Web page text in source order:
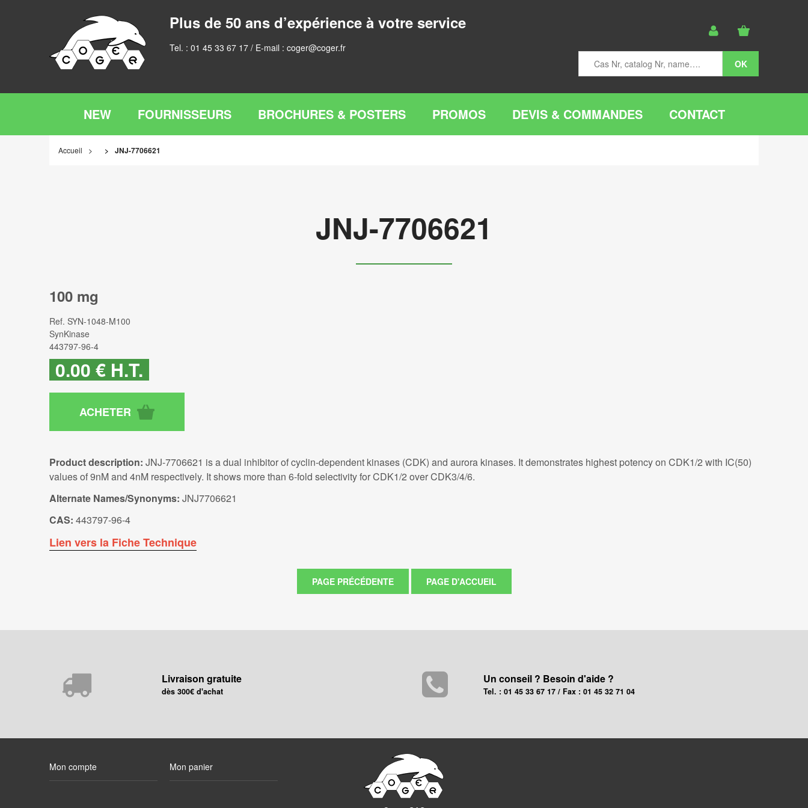
Plus de 50 ans d’expérience à votre service
Tel. : 01 45 33 67 17 / E-mail : coger@coger.fr
NEW FOURNISSEURS BROCHURES & POSTERS PROMOS DEVIS & COMMANDES CONTACT
Accueil JNJ-7706621
JNJ-7706621
100 mg
Ref. SYN-1048-M100
SynKinase
443797-96-4
0.00 € H.T.
Product description: JNJ-7706621 is a dual inhibitor of cyclin-dependent kinases (CDK) and aurora kinases. It demonstrates highest potency on CDK1/2 with IC(50)
values of 9nM and 4nM respectively. It shows more than 6-fold selectivity for CDK1/2 over CDK3/4/6.
Alternate Names/Synonyms: JNJ7706621
CAS: 443797-96-4
Lien vers la Fiche Technique
Livraison gratuite
dès 300€ d'achat
Un conseil ? Besoin d'aide ?
Tel. : 01 45 33 67 17 / Fax : 01 45 32 71 04
Mon compte Mon panier